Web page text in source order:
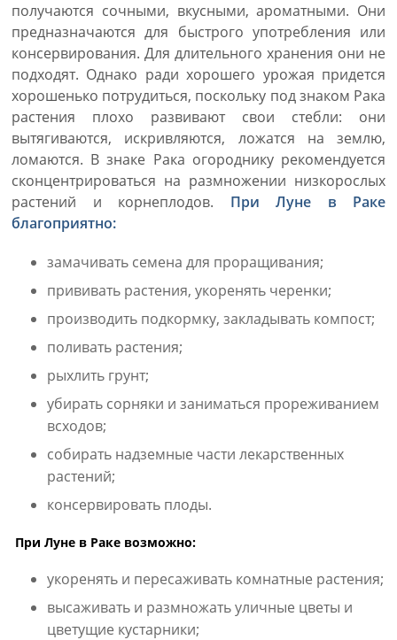
получаются сочными, вкусными, ароматными. Они
предназначаются для быстрого употребления или
консервирования. Для длительного хранения они не
подходят. Однако ради хорошего урожая придется
хорошенько потрудиться, поскольку под знаком Рака
растения плохо развивают свои стебли: они
вытягиваются, искривляются, ложатся на землю,
ломаются. В знаке Рака огороднику рекомендуется
сконцентрироваться на размножении низкорослых
растений и корнеплодов. При Луне в Раке
благоприятно:
замачивать семена для проращивания;
прививать растения, укоренять черенки;
производить подкормку, закладывать компост;
поливать растения;
рыхлить грунт;
убирать сорняки и заниматься прореживанием
всходов;
собирать надземные части лекарственных
растений;
консервировать плоды.
При Луне в Раке возможно:
укоренять и пересаживать комнатные растения;
высаживать и размножать уличные цветы и
цветущие кустарники;